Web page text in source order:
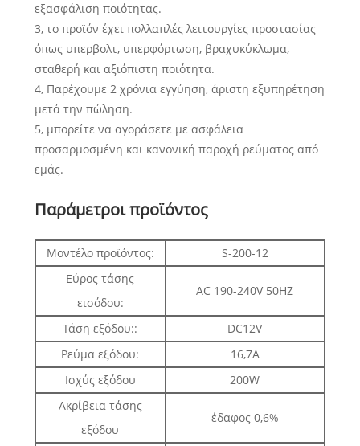
εξασφάλιση ποιότητας.
3, το προϊόν έχει πολλαπλές λειτουργίες προστασίας
όπως υπερβολτ, υπερφόρτωση, βραχυκύκλωμα,
σταθερή και αξιόπιστη ποιότητα.
4, Παρέχουμε 2 χρόνια εγγύηση, άριστη εξυπηρέτηση
μετά την πώληση.
5, μπορείτε να αγοράσετε με ασφάλεια
προσαρμοσμένη και κανονική παροχή ρεύματος από
εμάς.
Παράμετροι προϊόντος
Μοντέλο προϊόντος:
S-200-12
Εύρος τάσης
εισόδου:
AC 190-240V 50HZ
Τάση εξόδου::
DC12V
Ρεύμα εξόδου:
16,7Α
Ισχύς εξόδου
200W
Ακρίβεια τάσης
εξόδου
έδαφος 0,6%